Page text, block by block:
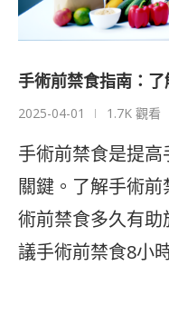
手術前禁食指南：
2025-04-01 1.7K 觀看
手術前禁食是提
關鍵。了解手術
術前禁食多久有
議手術前禁食8小